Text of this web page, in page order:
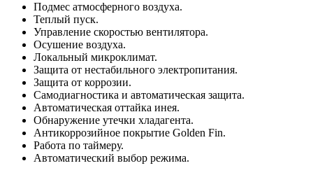
Подмес атмосферного воздуха.
Теплый пуск.
Управление скоростью вентилятора.
Осушение воздуха.
Локальный микроклимат.
Защита от нестабильного электропитания.
Защита от коррозии.
Самодиагностика и автоматическая защита.
Автоматическая оттайка инея.
Обнаружение утечки хладагента.
Антикоррозийное покрытие Golden Fin.
Работа по таймеру.
Автоматический выбор режима.